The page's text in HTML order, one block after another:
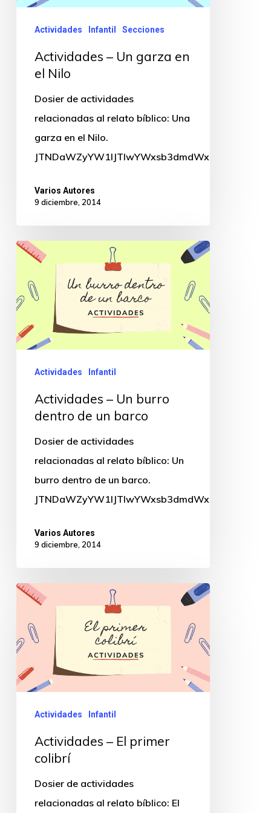
Actividades Infantil Secciones
Actividades – Un garza en
el Nilo
Dosier de actividades
relacionadas al relato bíblico: Una
garza en el Nilo.
Varios Autores
9 diciembre, 2014
Actividades Infantil
Actividades – Un burro
dentro de un barco
Dosier de actividades
relacionadas al relato bíblico: Un
burro dentro de un barco.
Varios Autores
9 diciembre, 2014
Actividades Infantil
Actividades – El primer
colibrí
Dosier de actividades
relacionadas al relato bíblico: El